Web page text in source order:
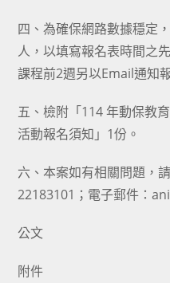
四、為確保網路數據穩定
人，以填寫報名表時間之
課程前2週另以Email通知
五、檢附「114 年動保教
活動報名須知」1份。
六、本案如有相關問題，
22183101；電子郵件：
公文
附件